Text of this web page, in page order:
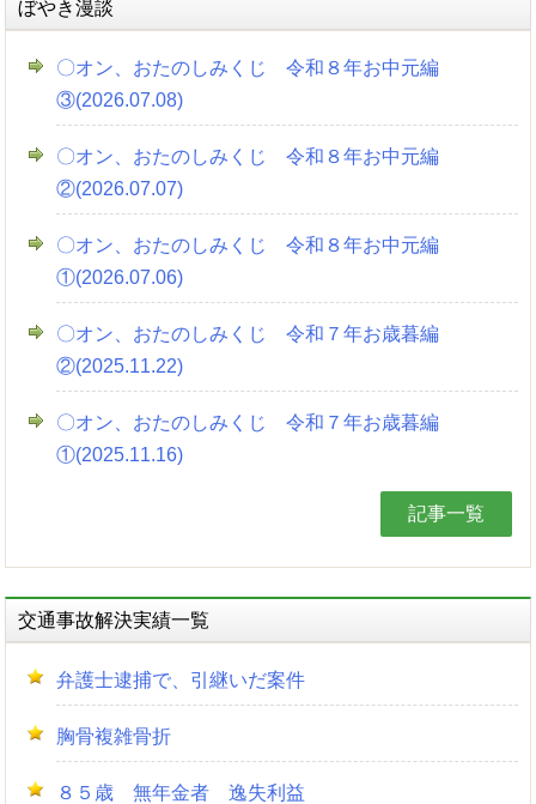
ぼやき漫談
〇オン、おたのしみくじ 令和８年お中元編
③(2026.07.08)
〇オン、おたのしみくじ 令和８年お中元編
②(2026.07.07)
〇オン、おたのしみくじ 令和８年お中元編
①(2026.07.06)
〇オン、おたのしみくじ 令和７年お歳暮編
②(2025.11.22)
〇オン、おたのしみくじ 令和７年お歳暮編
①(2025.11.16)
記事一覧
交通事故解決実績一覧
弁護士逮捕で、引継いだ案件
胸骨複雑骨折
８５歳 無年金者 逸失利益